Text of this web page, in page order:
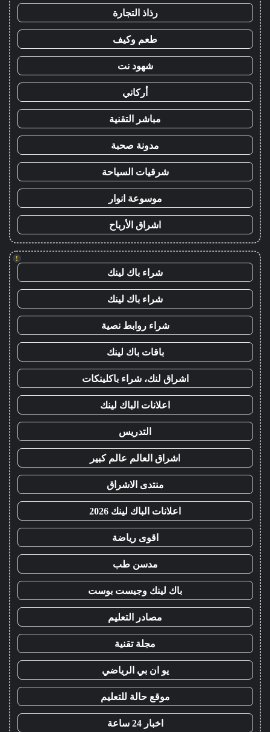
رذاذ التجارة
طعم وكيف
شهود نت
أركاني
مباشر التقنية
مدونة صحبة
شرقيات السياحة
موسوعة انوار
اشراق الأرباح
!
شراء باك لينك
شراء باك لينك
شراء روابط نصية
باقات باك لينك
اشراق لنك، شراء باكلينكات
اعلانات الباك لينك
التدريس
اشراق العالم عالم كبير
منتدى الاشراق
اعلانات الباك لينك 2026
اقوى رياضة
مدسن طب
باك لينك وجيست بوست
مصادر التعليم
مجلة تقنية
يو ان بي الرياضي
موقع حالة للتعليم
اخبار 24 ساعة